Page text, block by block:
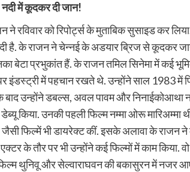
में कूदकर दी जान!
रविवार को रिपोर्ट्स के मुताबिक सुसाइड कर
है. के राजन ने चेन्नई के अडयार ब्रिज से कूदकर
बेटा प्रभुकांत हैं. के राजन तमिल सिनेमा में कई
इंडस्ट्री में पहचान रखते थे. उन्होंने साल 1983 में
उन्होंने डबल्स, अवल पावम और निनाईकोआथा
किया. उनकी पहली फिल्म नम्मा ओरू
फिल्में भी डायरेक्ट कीं. इसके अलावा के राजन ने
के तौर पर भी उन्होंने कई फिल्मों में काम किया.
फिल्म थुनिवू और सेल्वाराघवन की बकासुरन में नजर